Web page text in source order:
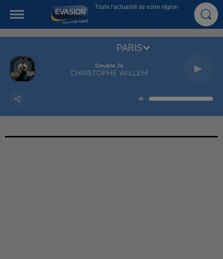
Toute l'actualité de votre région
Double Je
CHRISTOPHE WILLEM
PARIS